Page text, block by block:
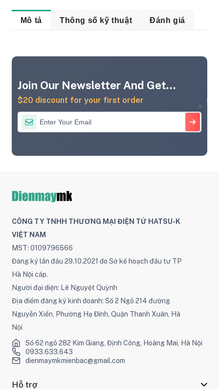
Mô tả Thông số kỹ thuật Đánh giá
Join Our Newsletter And Get...
$20 discount for your first order
CÔNG TY TNHH THƯƠNG MẠI ĐIỆN TỬ HATSU-K
VIỆT NAM
MST: 0109796566
Đăng ký lần đầu 29.10.2021 do Sở kế hoạch đầu tư TP
Hà Nội cấp.
Người đại diện: Lê Nguyệt Quỳnh
Địa điểm đăng ký kinh doanh: Số 2 Ngõ 214 đường
Nguyễn Xiển, Phường Hạ Đình, Quận Thanh Xuân, Hà
Nội
Số 62 ngõ 282 Kim Giang, Định Công, Hoàng Mai, Hà Nội
0933.633.643
dienmaymkmienbac@gmail.com
Hỗ trợ